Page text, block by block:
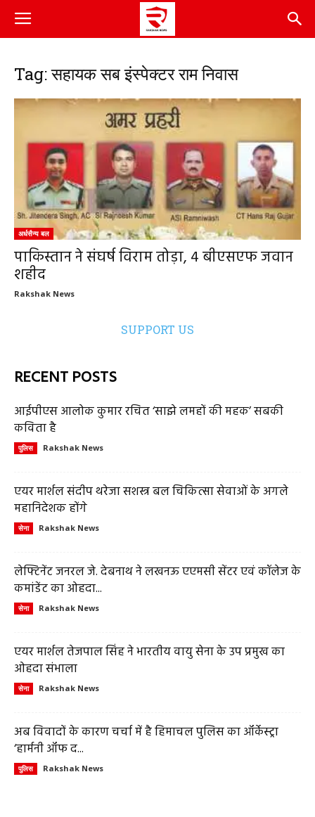
Tag: सहायक सब इंस्पेक्टर राम निवास
अर्धसैन्य बल
पाकिस्तान ने संघर्ष विराम तोड़ा, 4 बीएसएफ जवान
शहीद
Rakshak News
SUPPORT US
RECENT POSTS
आईपीएस आलोक कुमार रचित ‘साझे लमहों की महक’ सबकी
कविता है
पुलिस Rakshak News
एयर मार्शल संदीप थरेजा सशस्त्र बल चिकित्सा सेवाओं के अगले
महानिदेशक होंगे
सेना Rakshak News
लेफ्टिनेंट जनरल जे. देबनाथ ने लखनऊ एएमसी सेंटर एवं कॉलेज के
कमांडेंट का ओहदा...
सेना Rakshak News
एयर मार्शल तेजपाल सिंह ने भारतीय वायु सेना के उप प्रमुख का
ओहदा संभाला
सेना Rakshak News
अब विवादों के कारण चर्चा में है हिमाचल पुलिस का ऑर्केस्ट्रा
‘हार्मनी ऑफ द...
पुलिस Rakshak News